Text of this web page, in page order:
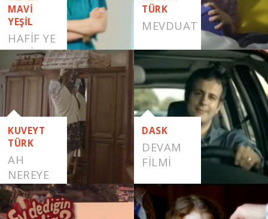
MAVİ
YEŞİL
HAFİF YE
HAFİF
YAŞA
TÜRK
MEVDUAT
KUVEYT
TÜRK
AH
NEREYE
DASK
DEVAM
FILMI